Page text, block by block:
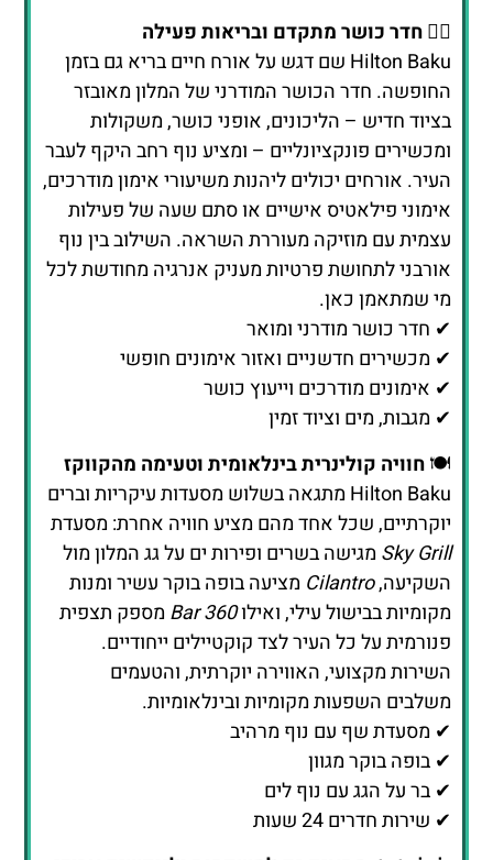
אימוני פילאטיס אישיים או סתם שעה של פעילות
עצמית עם מוזיקה מעוררת השראה. השילוב בין נוף
אורבני לתחושת פרטיות מעניק אנרגיה מחודשת לכל
מי שמתאמן כאן.
✔ חדר כושר מודרני ומואר
✔ מכשירים חדשניים ואזור אימונים חופשי
✔ אימונים מודרכים וייעוץ כושר
✔ מגבות, מים וציוד זמין
🍽️חוויה קולינרית בינלאומית וטעימה מהקווקז
Hilton Baku מתגאה בשלוש מסעדות עיקריות וברים
יוקרתיים, שכל אחד מהם מציע חוויה אחרת: מסעדת
Sky Grillמגישה בשרים ופירות ים על גג המלון מול
השקיעה, Cilantroמציעה בופה בוקר עשיר ומנות
פנורמית על כל העיר לצד קוקטיילים ייחודיים.
השירות מקצועי, האווירה יוקרתית, והטעמים
משלבים השפעות מקומיות ובינלאומיות.
✔ מסעדת שף עם נוף מרהיב
✔ בופה בוקר מגוון
✔ בר על הגג עם נוף לים
✔ שירות חדרים 24 שעות
👨‍👩‍👧‍👦מתאים גם למשפחות ולנופשים ארוכי
טווח
נוחות משפחתית. חדרי המשפחה רחבים במיוחד
וכוללים אזור ישיבה ומרפסת פרטית, והמלון מציע